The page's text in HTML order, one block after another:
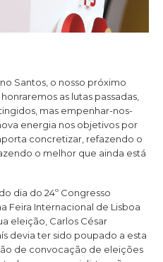
Santos, o nosso próximo
as lutas passadas,
mas empenhar-nos-
energia nos objetivos por
concretizar, refazendo o
o melhor que ainda está
dia do 24º Congresso
Feira Internacional de Lisboa
eleição, Carlos César
devia ter sido poupado a esta
de convocação de eleições